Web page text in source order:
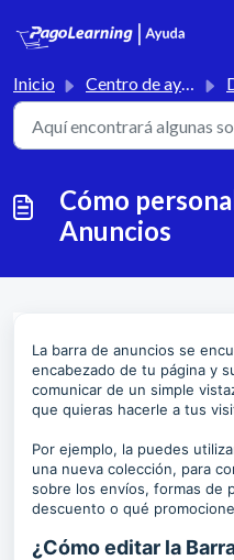
Inicio Centro de ayuda
Cómo
Anuncios
La barra de anuncios se
encabezado de tu página y
comunicar de un simple
que quieras hacerle a tus
Por ejemplo, la puedes
una nueva colección, para
sobre los envíos, formas de
descuento o qué
¿Cómo editar la